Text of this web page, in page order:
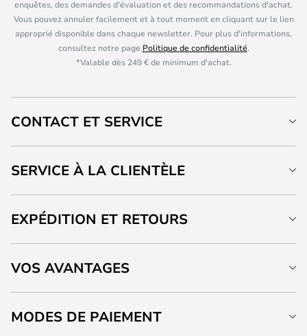
enquêtes, des demandes d'évaluation et des recommandations d'achat.
Vous pouvez annuler facilement et à tout moment en cliquant sur le lien
approprié disponible dans chaque newsletter. Pour plus d'informations,
consultez notre page Politique de confidentialité.
*Valable dès 249 € de minimum d'achat.
CONTACT ET SERVICE
SERVICE À LA CLIENTÈLE
EXPÉDITION ET RETOURS
VOS AVANTAGES
MODES DE PAIEMENT